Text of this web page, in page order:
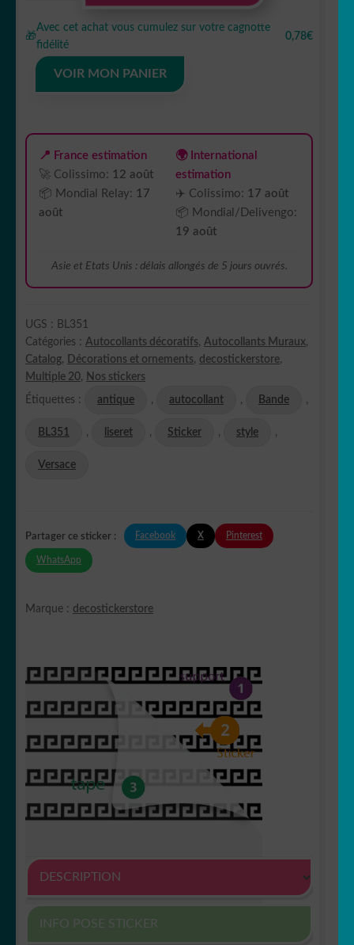
Autocollant
versace
bande
antique
BL351
🎁
Avec cet achat vous cumulez sur votre cagnotte
fidélité
0,78€
VOIR MON PANIER
📍 France estimation
🚀 Colissimo: 12 août
📦 Mondial Relay: 17
août
🌍 International
estimation
✈️ Colissimo: 17 août
📦 Mondial/Delivengo:
19 août
Asie et Etats Unis : délais allongés de 5 jours ouvrés.
UGS :
BL351
Catégories : Autocollants décoratifs, Autocollants Muraux,
Catalog, Décorations et ornements, decostickerstore,
Multiple 20, Nos stickers
Étiquettes : antique , autocollant , Bande ,
BL351 , liseret , Sticker , style ,
Versace
Partager ce sticker : Facebook X Pinterest
WhatsApp
Marque : decostickerstore
DESCRIPTION
INFO POSE STICKER